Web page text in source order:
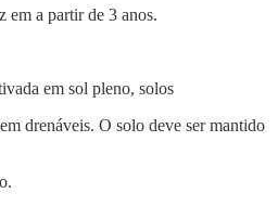
em a partir de 3 anos.
em sol pleno, solos
drenáveis. O solo deve ser mantido